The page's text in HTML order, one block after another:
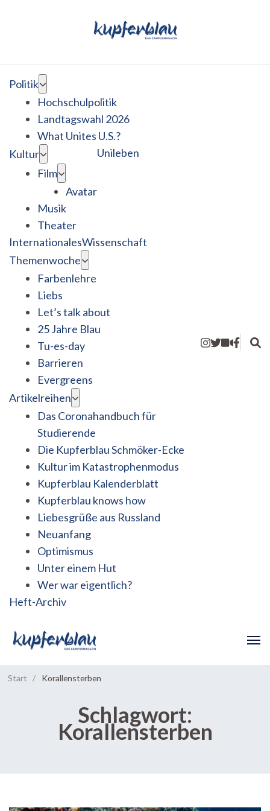
Politik
Hochschulpolitik
Landtagswahl 2026
What Unites U.S.?
Kultur
Film
Avatar
Musik
Theater
Unileben
InternationalesWissenschaft
Themenwoche
Farbenlehre
Liebs
Let’s talk about
25 Jahre Blau
Tu-es-day
Barrieren
Evergreens
Artikelreihen
Das Coronahandbuch für
Studierende
Die Kupferblau Schmöker-Ecke
Kultur im Katastrophenmodus
Kupferblau Kalenderblatt
Kupferblau knows how
Liebesgrüße aus Russland
Neuanfang
Optimismus
Unter einem Hut
Wer war eigentlich?
Heft-Archiv
Start / Korallensterben
Schlagwort:
Korallensterben